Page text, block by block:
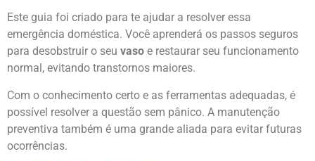
Este guia foi criado para te ajudar a resolver essa
emergência doméstica. Você aprenderá os passos seguros
para desobstruir o seu vaso e restaurar seu funcionamento
normal, evitando transtornos maiores.
Com o conhecimento certo e as ferramentas adequadas, é
possível resolver a questão sem pânico. A manutenção
preventiva também é uma grande aliada para evitar futuras
ocorrências.